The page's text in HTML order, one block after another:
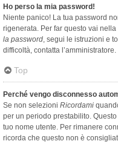
Ho perso la mia password!
Niente panico! La tua password
rigenerata. Per far questo vai
la password, segui le istruzioni e
difficoltà, contatta l’amministratore.
Top
Perché vengo disconnesso
Se non selezioni Ricordami
per un periodo prestabilito.
tuo nome utente. Per rimanere
ricorda che questo non è